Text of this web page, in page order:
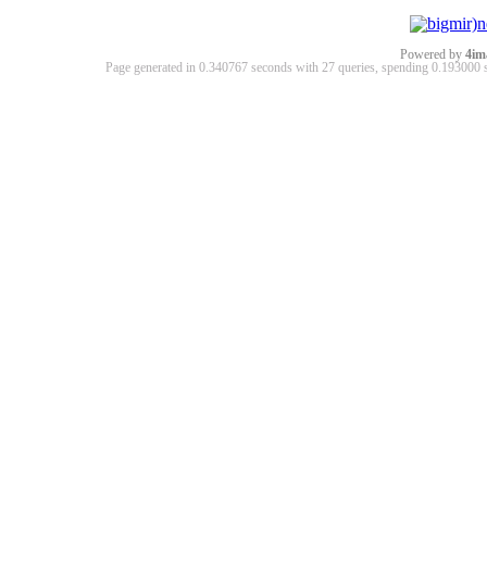
Powered by
Page generated in 0.340767 seconds with 27 queries, spending